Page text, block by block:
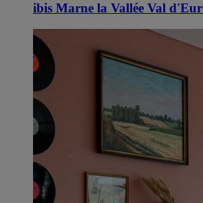
ibis Marne la Vallée Val